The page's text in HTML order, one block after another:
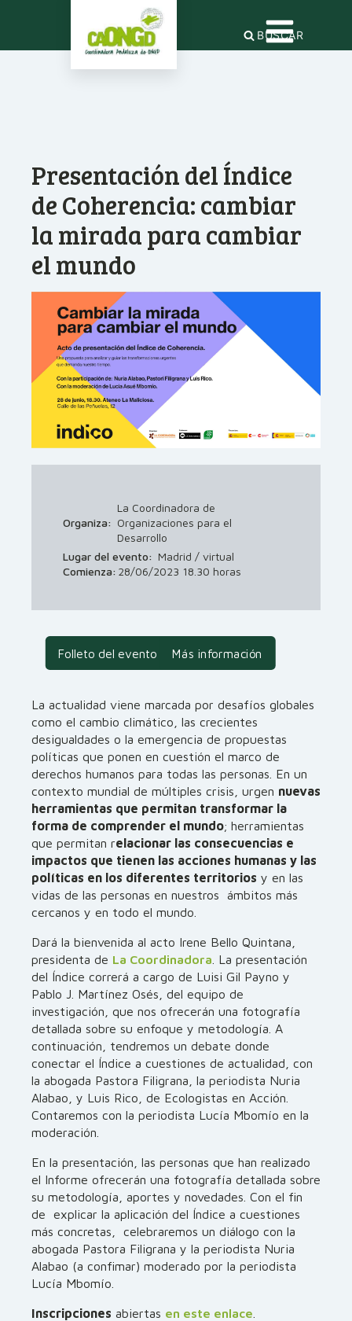
BUSCAR
Presentación del Índice
de Coherencia: cambiar
la mirada para cambiar
el mundo
Organiza:
La Coordinadora de
Organizaciones para el
Desarrollo
Lugar del evento: Madrid / virtual
Comienza: 28/06/2023 18.30 horas
Folleto del evento Más información
La actualidad viene marcada por desafíos globales
como el cambio climático, las crecientes
desigualdades o la emergencia de propuestas
políticas que ponen en cuestión el marco de
derechos humanos para todas las personas. En un
contexto mundial de múltiples crisis, urgen nuevas
herramientas que permitan transformar la
forma de comprender el mundo; herramientas
que permitan relacionar las consecuencias e
impactos que tienen las acciones humanas y las
políticas en los diferentes territorios y en las
vidas de las personas en nuestros ámbitos más
cercanos y en todo el mundo.
Dará la bienvenida al acto Irene Bello Quintana,
presidenta de La Coordinadora . La presentación
del Índice correrá a cargo de Luisi Gil Payno y
Pablo J. Martínez Osés, del equipo de
investigación, que nos ofrecerán una fotografía
detallada sobre su enfoque y metodología. A
continuación, tendremos un debate donde
conectar el Índice a cuestiones de actualidad, con
la abogada Pastora Filigrana, la periodista Nuria
Alabao, y Luis Rico, de Ecologistas en Acción.
Contaremos con la periodista Lucía Mbomío en la
moderación.
En la presentación, las personas que han realizado
el Informe ofrecerán una fotografía detallada sobre
su metodología, aportes y novedades. Con el fin
de explicar la aplicación del Índice a cuestiones
más concretas, celebraremos un diálogo con la
abogada Pastora Filigrana y la periodista Nuria
Alabao (a confimar) moderado por la periodista
Lucía Mbomío.
Inscripciones abiertas en este enlace